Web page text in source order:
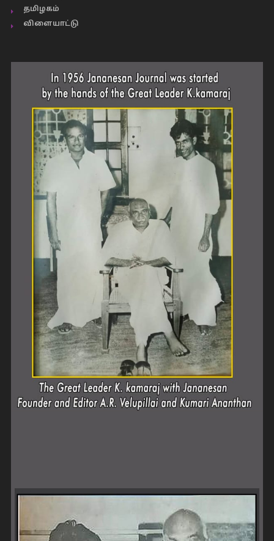
தமிழகம்
விளையாட்டு